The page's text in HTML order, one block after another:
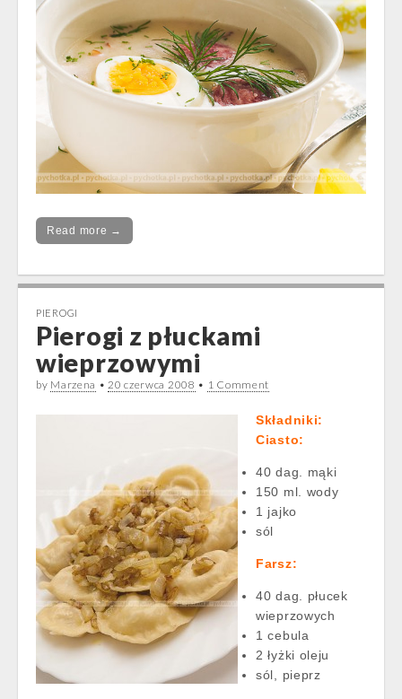
Read more →
PIEROGI
Pierogi z płuckami
wieprzowymi
by Marzena •20 czerwca 2008 • 1 Comment
Składniki:
Ciasto:
40 dag. mąki
150 ml. wody
1 jajko
sól
Farsz:
40 dag. płucek
wieprzowych
1 cebula
2 łyżki oleju
sól, pieprz